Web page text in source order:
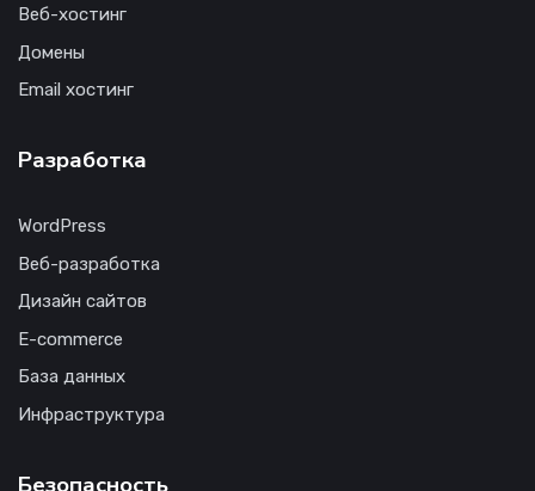
Веб-хостинг
Домены
Email хостинг
Разработка
WordPress
Веб-разработка
Дизайн сайтов
E-commerce
База данных
Инфраструктура